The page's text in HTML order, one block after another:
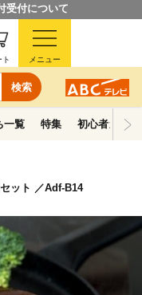
受付について
検索
ト メニュー
一覧 特集 初心者ガイド
ット ／Adf-B14